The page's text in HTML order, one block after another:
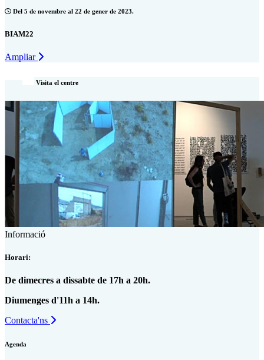
Del 5 de novembre al 22 de gener de 2023.
BIAM22
Ampliar
Visita el centre
Informació
Horari:
De dimecres a dissabte de 17h a 20h.
Diumenges d'11h a 14h.
Contacta'ns
Agenda